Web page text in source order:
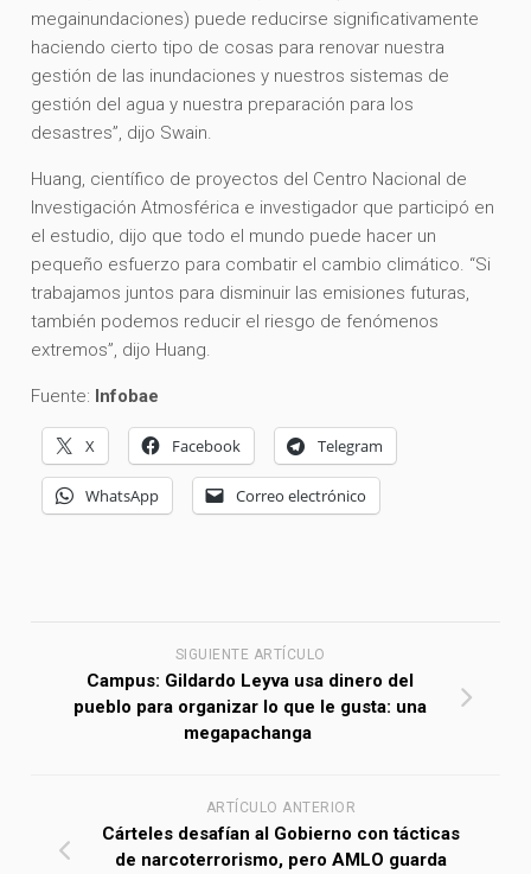
megainundaciones) puede reducirse significativamente
haciendo cierto tipo de cosas para renovar nuestra
gestión de las inundaciones y nuestros sistemas de
gestión del agua y nuestra preparación para los
desastres”, dijo Swain.
Huang, científico de proyectos del Centro Nacional de
Investigación Atmosférica e investigador que participó en
el estudio, dijo que todo el mundo puede hacer un
pequeño esfuerzo para combatir el cambio climático. “Si
trabajamos juntos para disminuir las emisiones futuras,
también podemos reducir el riesgo de fenómenos
extremos”, dijo Huang.
Fuente: Infobae
X Facebook Telegram
WhatsApp Correo electrónico
SIGUIENTE ARTÍCULO
Campus: Gildardo Leyva usa dinero del
pueblo para organizar lo que le gusta: una
megapachanga
ARTÍCULO ANTERIOR
Cárteles desafían al Gobierno con tácticas
de narcoterrorismo, pero AMLO guarda